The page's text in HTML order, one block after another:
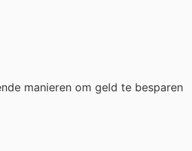
manieren om geld te besparen